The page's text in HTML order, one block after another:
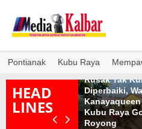
content
Pontianak Kubu Raya
HEAD
LINES
Mati di
Kabupaten
Hulu,
Diketahui
Dua Tahun
Rusak Tak
Diperbaiki,
Kanayaqueen
Kubu Raya
Royong